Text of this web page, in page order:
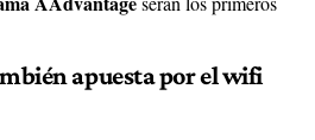
apuesta por el wifi